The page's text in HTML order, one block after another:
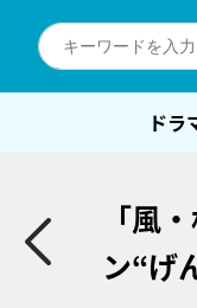
ドラ
「風
ン“げ